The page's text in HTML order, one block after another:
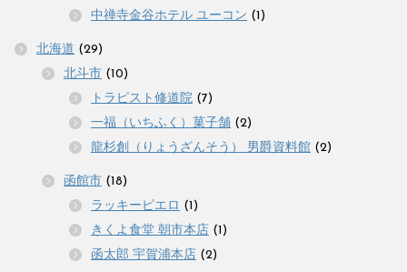
中禅寺金谷ホテル ユーコン (1)
北海道 (29)
北斗市 (10)
トラピスト修道院 (7)
一福（いちふく）菓子舗 (2)
龍杉創（りょうざんそう） 男爵資料館 (2)
函館市 (18)
ラッキーピエロ (1)
きくよ食堂 朝市本店 (1)
函太郎 宇賀浦本店 (2)